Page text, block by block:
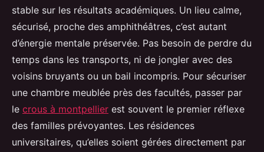
stable sur les résultats académiques. Un lieu calme,
sécurisé, proche des amphithéâtres, c’est autant
d’énergie mentale préservée. Pas besoin de perdre du
temps dans les transports, ni de jongler avec des
voisins bruyants ou un bail incompris. Pour sécuriser
une chambre meublée près des facultés, passer par
le crous à montpellier est souvent le premier réflexe
des familles prévoyantes. Les résidences
universitaires, qu’elles soient gérées directement par